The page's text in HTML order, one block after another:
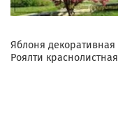
Яблоня декоративная
Роялти краснолистная